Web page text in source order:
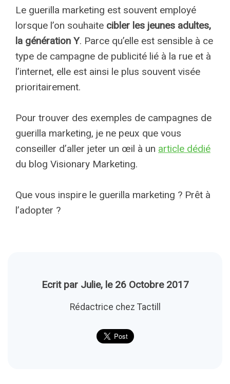
Le guerilla marketing est souvent employé
lorsque l’on souhaite cibler les jeunes adultes,
la génération Y. Parce qu’elle est sensible à ce
type de campagne de publicité lié à la rue et à
l’internet, elle est ainsi le plus souvent visée
prioritairement.
Pour trouver des exemples de campagnes de
guerilla marketing, je ne peux que vous
conseiller d’aller jeter un œil à un article dédié
du blog Visionary Marketing.
Que vous inspire le guerilla marketing ? Prêt à
l’adopter ?
Ecrit par Julie, le 26 Octobre 2017
Rédactrice chez Tactill